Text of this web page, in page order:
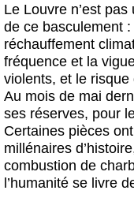
Le Louvre n’est
de ce basculement
réchauffement
fréquence et la
violents, et le
Au mois de mai
ses réserves, pour
Certaines pièces
millénaires
combustion de
l’humanité se livre